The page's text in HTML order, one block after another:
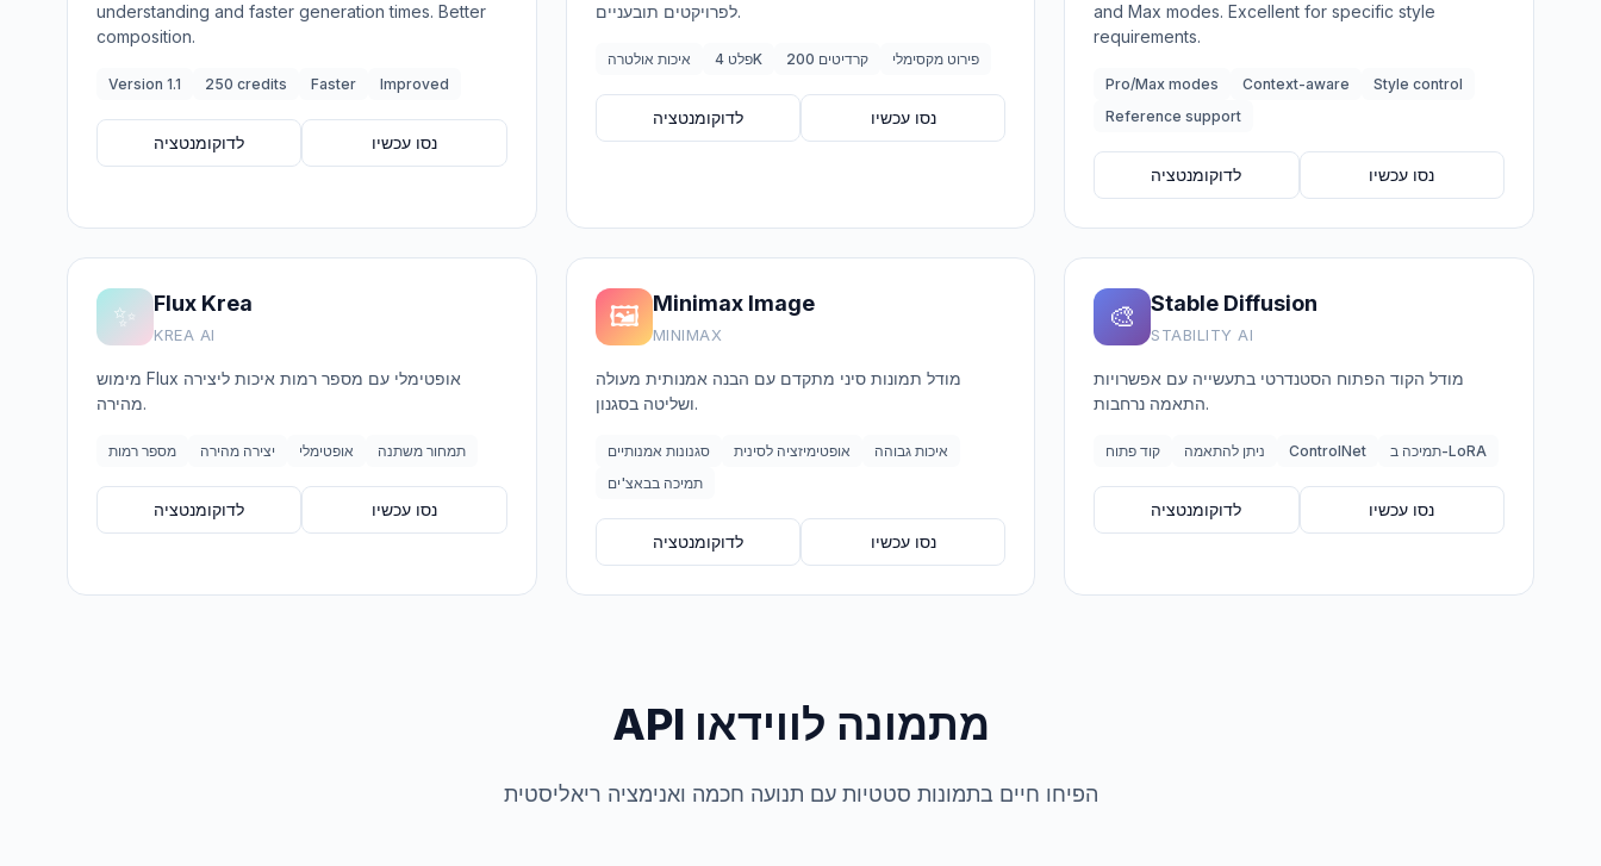
understanding and faster generation times. Better
composition.
Version 1.1 250 credits Faster Improved
לדוקומנטציה נסו עכשיו
לפרויקטים תובעניים.
איכות אולטרה פלט 4K 200 קרדיטים פירוט מקסימלי
לדוקומנטציה נסו עכשיו
and Max modes. Excellent for specific style
requirements.
Pro/Max modes Context-aware
Style control
Reference support
לדוקומנטציה נסו עכשיו
✨ Flux Krea
KREA AI
מימוש Flux אופטימלי עם מספר רמות איכות ליצירה
מהירה.
מספר רמות יצירה מהירה אופטימלי תמחור משתנה
לדוקומנטציה נסו עכשיו
🖼️ Minimax Image
MINIMAX
מודל תמונות סיני מתקדם עם הבנה אמנותית מעולה
ושליטה בסגנון.
סגנונות אמנותיים אופטימיזציה לסינית
איכות גבוהה
תמיכה בבאצ'ים
לדוקומנטציה נסו עכשיו
🎨 Stable Diffusion
STABILITY AI
מודל הקוד הפתוח הסטנדרטי בתעשייה עם אפשרויות
התאמה נרחבות.
קוד פתוח ניתן להתאמה ControlNet תמיכה ב-LoRA
לדוקומנטציה נסו עכשיו
API מתמונה לווידאו
הפיחו חיים בתמונות סטטיות עם תנועה חכמה ואנימציה ריאליסטית